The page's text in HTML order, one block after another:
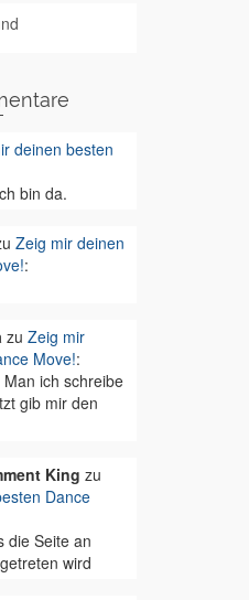
deinen besten
bin da.
Zeig mir deinen
:
zu Zeig mir
Move!:
ich schreibe
gib mir den
King zu
Dance
die Seite an
wird